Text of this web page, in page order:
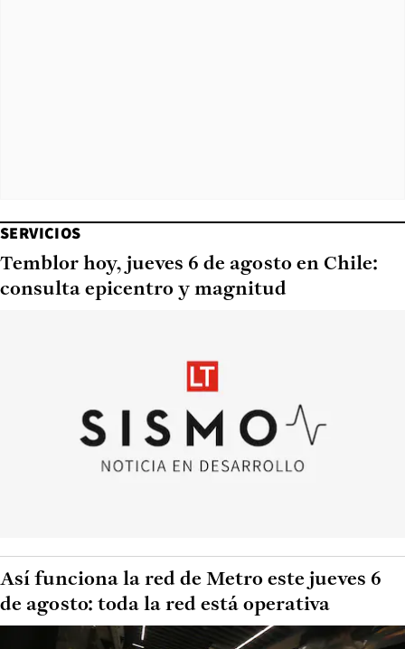
SERVICIOS
Temblor hoy, jueves 6 de agosto en Chile:
consulta epicentro y magnitud
Así funciona la red de Metro este jueves 6
de agosto: toda la red está operativa